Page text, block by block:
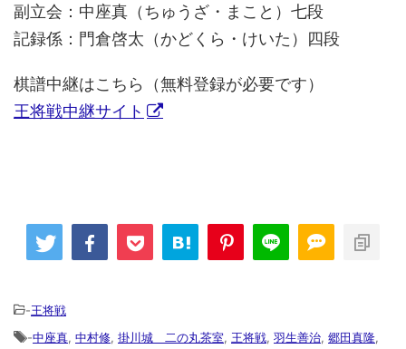
副立会：中座真（ちゅうざ・まこと）七段
記録係：門倉啓太（かどくら・けいた）四段
棋譜中継はこちら（無料登録が必要です）
王将戦中継サイト
-王将戦
-中座真, 中村修, 掛川城 二の丸茶室, 王将戦, 羽生善治, 郷田真隆,